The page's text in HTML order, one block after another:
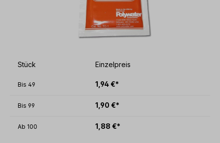
Stück Einzelpreis
Bis 49 1,94 €*
Bis 99 1,90 €*
Ab 100 1,88 €*